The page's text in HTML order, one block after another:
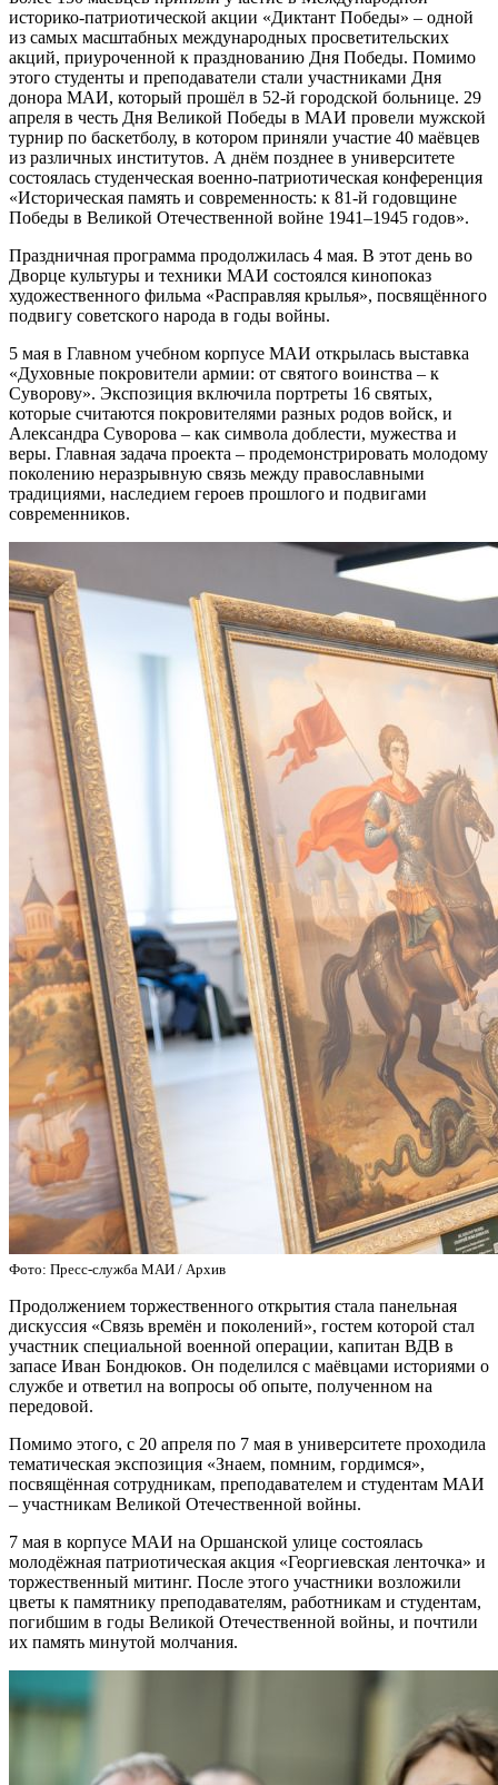
историко-патриотической акции «Диктант Победы» – одной
из самых масштабных международных просветительских
акций, приуроченной к празднованию Дня Победы. Помимо
этого студенты и преподаватели стали участниками Дня
донора МАИ, который прошёл в 52-й городской больнице. 29
апреля в честь Дня Великой Победы в МАИ провели мужской
турнир по баскетболу, в котором приняли участие 40 маёвцев
из различных институтов. А днём позднее в университете
состоялась студенческая военно-патриотическая конференция
«Историческая память и современность: к 81-й годовщине
Победы в Великой Отечественной войне 1941–1945 годов».
Праздничная программа продолжилась 4 мая. В этот день во
Дворце культуры и техники МАИ состоялся кинопоказ
художественного фильма «Расправляя крылья», посвящённого
подвигу советского народа в годы войны.
5 мая в Главном учебном корпусе МАИ открылась выставка
«Духовные покровители армии: от святого воинства – к
Суворову». Экспозиция включила портреты 16 святых,
которые считаются покровителями разных родов войск, и
Александра Суворова – как символа доблести, мужества и
веры. Главная задача проекта – продемонстрировать молодому
поколению неразрывную связь между православными
традициями, наследием героев прошлого и подвигами
современников.
Фото: Пресс-служба МАИ / Архив
Продолжением торжественного открытия стала панельная
дискуссия «Связь времён и поколений», гостем которой стал
участник специальной военной операции, капитан ВДВ в
запасе Иван Бондюков. Он поделился с маёвцами историями о
службе и ответил на вопросы об опыте, полученном на
передовой.
Помимо этого, с 20 апреля по 7 мая в университете проходила
тематическая экспозиция «Знаем, помним, гордимся»,
посвящённая сотрудникам, преподавателем и студентам МАИ
– участникам Великой Отечественной войны.
7 мая в корпусе МАИ на Оршанской улице состоялась
молодёжная патриотическая акция «Георгиевская ленточка» и
торжественный митинг. После этого участники возложили
цветы к памятнику преподавателям, работникам и студентам,
погибшим в годы Великой Отечественной войны, и почтили
их память минутой молчания.